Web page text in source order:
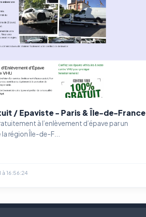
/ Epaviste - Paris & Île-de-France
à l’enlèvement d’épave par un
région Île-de-F...
16:56:24